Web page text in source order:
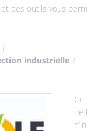
des outils vous
?
industrielle ?
de